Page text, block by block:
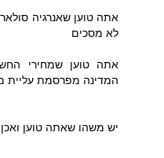
אתה טוען שאנרגיה
לא מסכים
אתה טוען שמחירי
המדינה מפרסמת עליית
יש משהו שאתה טוען